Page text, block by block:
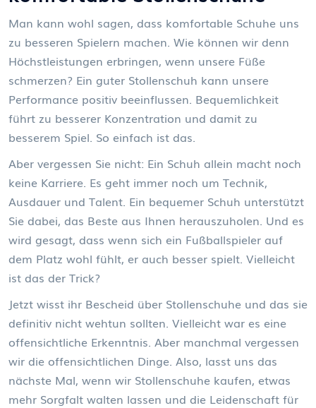
Man kann wohl sagen, dass komfortable Schuhe uns
zu besseren Spielern machen. Wie können wir denn
Höchstleistungen erbringen, wenn unsere Füße
schmerzen? Ein guter Stollenschuh kann unsere
Performance positiv beeinflussen. Bequemlichkeit
führt zu besserer Konzentration und damit zu
besserem Spiel. So einfach ist das.
Aber vergessen Sie nicht: Ein Schuh allein macht noch
keine Karriere. Es geht immer noch um Technik,
Ausdauer und Talent. Ein bequemer Schuh unterstützt
Sie dabei, das Beste aus Ihnen herauszuholen. Und es
wird gesagt, dass wenn sich ein Fußballspieler auf
dem Platz wohl fühlt, er auch besser spielt. Vielleicht
ist das der Trick?
Jetzt wisst ihr Bescheid über Stollenschuhe und das sie
definitiv nicht wehtun sollten. Vielleicht war es eine
offensichtliche Erkenntnis. Aber manchmal vergessen
wir die offensichtlichen Dinge. Also, lasst uns das
nächste Mal, wenn wir Stollenschuhe kaufen, etwas
mehr Sorgfalt walten lassen und die Leidenschaft für